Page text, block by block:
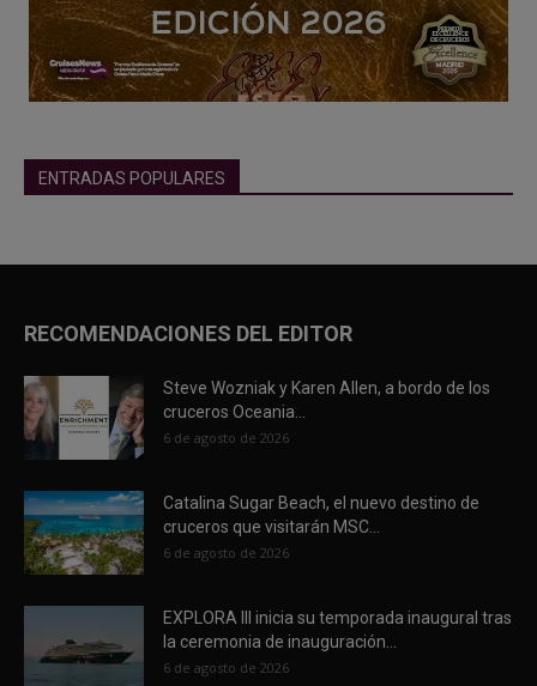
ENTRADAS POPULARES
RECOMENDACIONES DEL EDITOR
Steve Wozniak y Karen Allen, a bordo de los
cruceros Oceania...
6 de agosto de 2026
Catalina Sugar Beach, el nuevo destino de
cruceros que visitarán MSC...
6 de agosto de 2026
EXPLORA III inicia su temporada inaugural tras
la ceremonia de inauguración...
6 de agosto de 2026